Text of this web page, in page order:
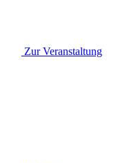
Zur Veranstaltung